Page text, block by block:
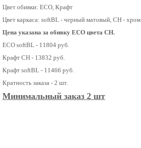
Цвет обивки: ECO, Крафт
Цвет каркаса: softBL - черный матовый, CH - хром
Цена указана за обивку ECO цвета CH.
ECO softBL - 11804 руб.
Крафт CH - 13832 руб.
Крафт softBL - 11466 руб.
Кратность заказа - 2 шт.
Минимальный заказ 2 шт